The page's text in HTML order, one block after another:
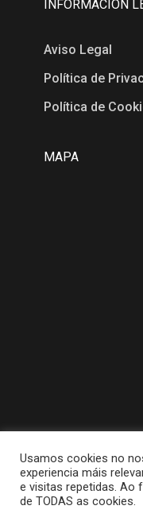
INFORMACIÓN
Aviso Legal
Política de
Política de
MAPA
Usamos cookies no
experiencia máis
e visitas repetidas. Ao
de TODAS as cookies.